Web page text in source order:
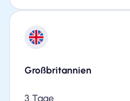
Großbritannien
3 Tage